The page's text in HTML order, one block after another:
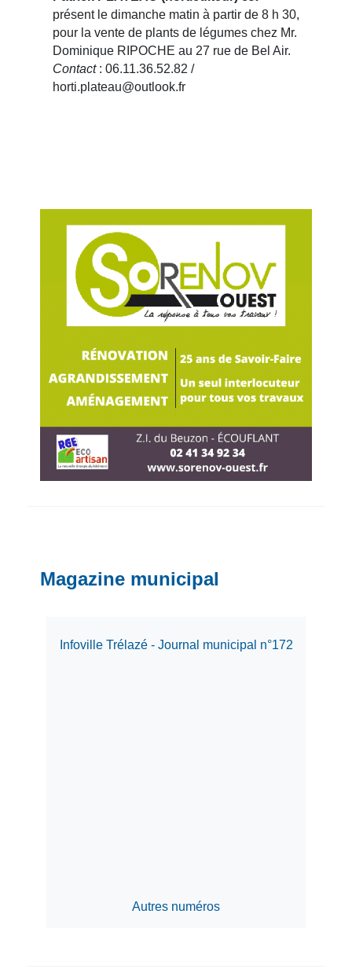
présent le dimanche matin à partir de 8 h 30,
pour la vente de plants de légumes chez Mr.
Dominique RIPOCHE au 27 rue de Bel Air.
Contact: 06.11.36.52.82 /
horti.plateau@outlook.fr
Magazine municipal
Infoville Trélazé - Journal municipal n°172
Autres numéros